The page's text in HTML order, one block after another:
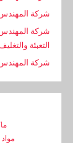
شركة المهندس
شركة
التعبئة
‏شركة